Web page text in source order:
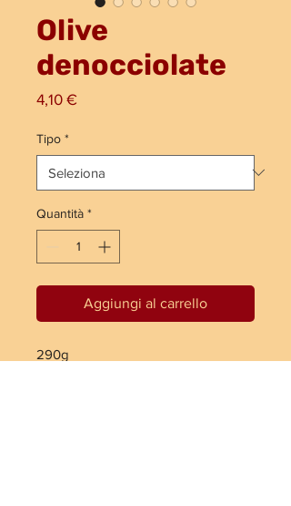
Olive
denocciolate
4,10 €
Tipo *
Quantità *
Aggiungi al carrello
290g